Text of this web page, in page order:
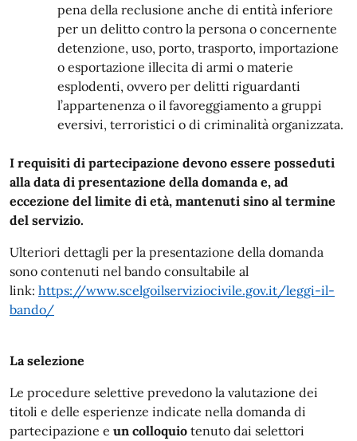
pena della reclusione anche di entità inferiore
per un delitto contro la persona o concernente
detenzione, uso, porto, trasporto, importazione
o esportazione illecita di armi o materie
esplodenti, ovvero per delitti riguardanti
l’appartenenza o il favoreggiamento a gruppi
eversivi, terroristici o di criminalità organizzata.
I requisiti di partecipazione devono essere posseduti
alla data di presentazione della domanda e, ad
eccezione del limite di età, mantenuti sino al termine
del servizio.
Ulteriori dettagli per la presentazione della domanda
sono contenuti nel bando consultabile al
link: https://www.scelgoilserviziocivile.gov.it/leggi-il-
bando/
La selezione
Le procedure selettive prevedono la valutazione dei
titoli e delle esperienze indicate nella domanda di
partecipazione e un colloquio tenuto dai selettori